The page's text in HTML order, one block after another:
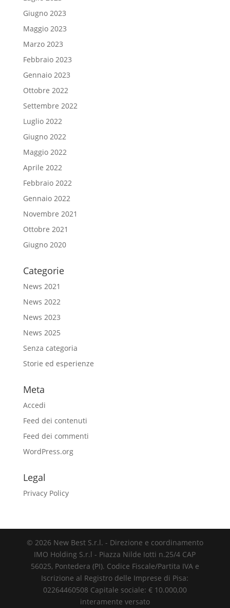
Giugno 2023
Maggio 2023
Marzo 2023
Febbraio 2023
Gennaio 2023
Ottobre 2022
Settembre 2022
Luglio 2022
Giugno 2022
Maggio 2022
Aprile 2022
Febbraio 2022
Gennaio 2022
Novembre 2021
Ottobre 2021
Giugno 2020
Categorie
News 2021
News 2022
News 2023
News 2025
Senza categoria
Storie ed esperienze
Meta
Accedi
Feed dei contenuti
Feed dei commenti
WordPress.org
Legal
Privacy Policy
© 2026 New Best S.r.l. - Direzione e coordinamento
IMO Holding S.r.l - Piazza Nilde Iotti n.25/4 CAP
56025, Pontedera (PI). Codice Fiscale/Partita IVA e
Iscrizione al Registro delle Imprese di Pisa:
02264460508 Capitale sociale: € 10.000,00
interamente versato